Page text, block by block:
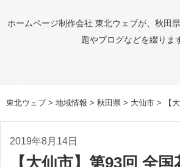
ホームページ制作会社 東北ウェブが、秋田
題やブログなどを綴りま
東北ウェブ > 地域情報 > 秋田県 > 大仙市 > 【
2019年8月14日
【大仙市】第93回 全